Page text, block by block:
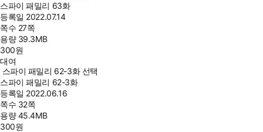
스파이 패밀리 63화
등록일 2022.07.14
쪽수 27쪽
용량 39.3MB
300원
대여
스파이 패밀리 62-3화 선택
스파이 패밀리 62-3화
등록일 2022.06.16
쪽수 32쪽
용량45.4MB
300원